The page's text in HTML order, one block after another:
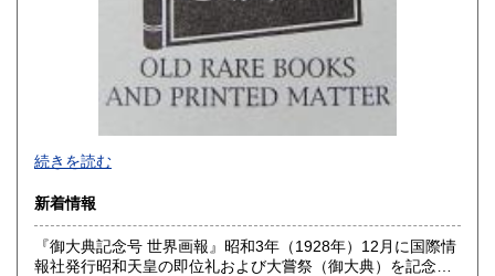
最寄駅：花小金井
営業時間：10:00〜18:00
定休日：不定休
続きを読む
新着情報
『御大典記念号 世界画報』昭和3年（1928年）12月に国際情
報社発行昭和天皇の即位礼および大嘗祭（御大典）を記念す